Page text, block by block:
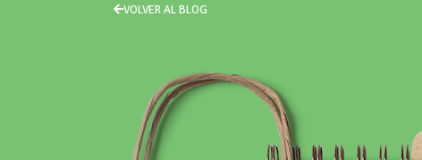
VOLVER AL BLOG